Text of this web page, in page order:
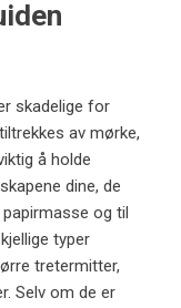
skadelige for
av mørke,
å holde
dine, de
og til
typer
tretermitter,
Selv om de er